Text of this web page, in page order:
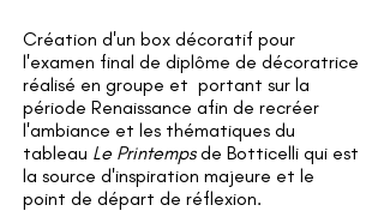
Création d'un box décoratif pour
l'examen final de diplôme de décoratrice
réalisé en groupe et portant sur la
période Renaissance afin de recréer
l'ambiance et les thématiques du
tableau Le Printempsde Botticelli qui est
la source d'inspiration majeure et le
point de départ de réflexion.